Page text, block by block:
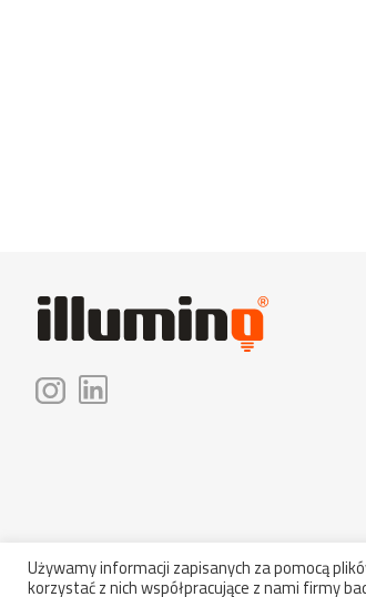
Używamy informacji zapisanych za pomocą
korzystać z nich współpracujące z nami firmy